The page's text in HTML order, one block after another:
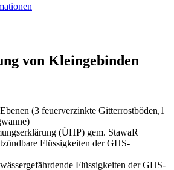
von Kleingebinden
(3 feuerverzinkte Gitterrostböden,1
(ÜHP) gem. StawaR
Flüssigkeiten der GHS-
Flüssigkeiten der GHS-